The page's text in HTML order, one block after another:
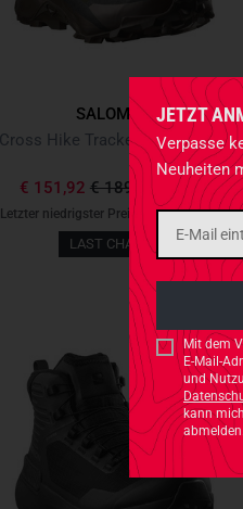
JETZT
Verpasse
Neuheiten
Mit dem
E-Mail-
und
kann
abmelden.
SALOMON
Cross Hike Tracker GTX Ranger Green / Earth Brown / Black
€ 151,92 € 189,90 -20%
Letzter niedrigster Preis: € 189,90-20%
LAST CHANCE